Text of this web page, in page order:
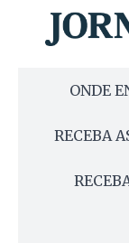
ONDE
RECEBA